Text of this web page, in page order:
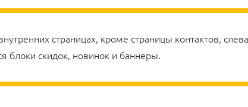
страницах, кроме страницы контактов, слева
блоки скидок, новинок и баннеры.